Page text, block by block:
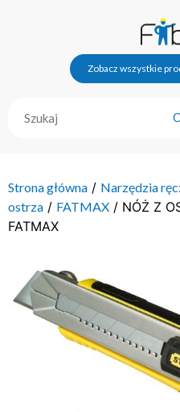
Zobacz wszystkie
Strona główna / Narzędzia
ostrza / FATMAX / NÓŻ Z
FATMAX